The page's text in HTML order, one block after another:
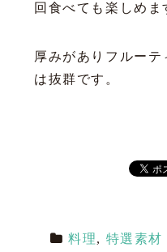
回食べても楽しめま
厚みがありフルー
は抜群です。
料理, 特選素材